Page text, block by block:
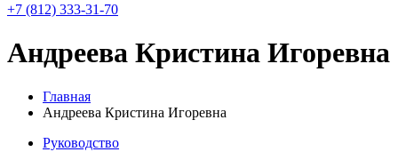
+7 (812) 333-31-70
Андреева Кристина Игоревна
Главная
Андреева Кристина Игоревна
Руководство